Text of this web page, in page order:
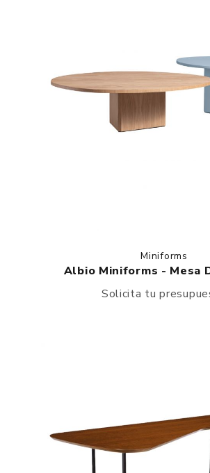
Miniforms
Albio Miniforms - Mesa
Solicita tu